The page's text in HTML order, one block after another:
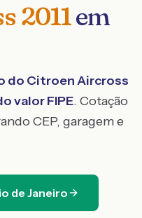
2011em
do CitroenAircross
valor FIPE. Cotação
CEP, garagem e
de Janeiro